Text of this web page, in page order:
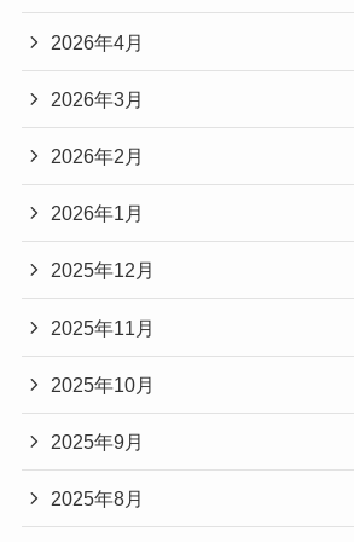
2026年4月
2026年3月
2026年2月
2026年1月
2025年12月
2025年11月
2025年10月
2025年9月
2025年8月